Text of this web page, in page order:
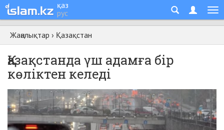
қаз
рус
Жаңалықтар › Қазақстан
Қазақстанда үш адамға бір
көліктен келеді